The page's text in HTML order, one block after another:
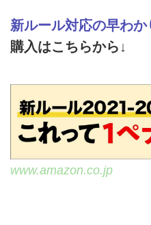
新ルール対応の早わ
購入はこちらから↓
www.amazon.co.jp